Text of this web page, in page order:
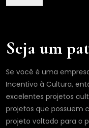
i
Seja um
Se você é uma
Incentivo à Cultura,
excelentes projetos
projetos que possuem
projeto voltado para o